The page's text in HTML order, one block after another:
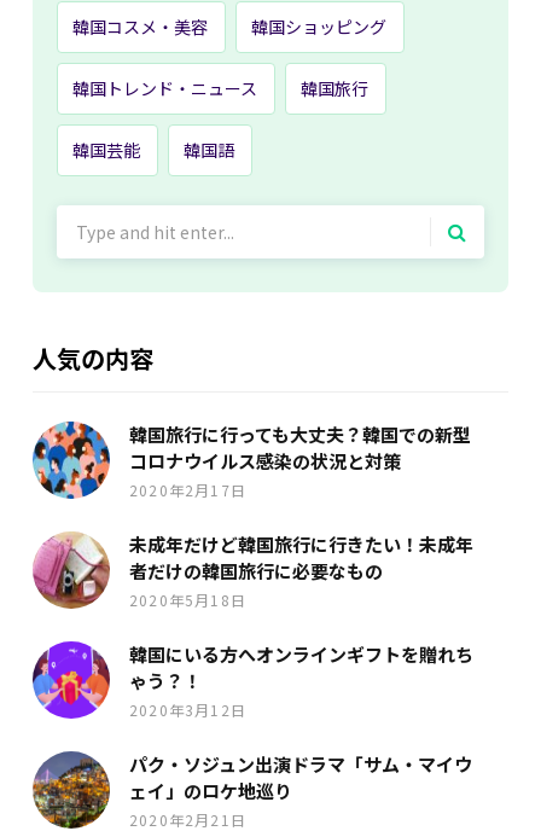
韓国コスメ・美容 韓国ショッピング
韓国トレンド・ニュース 韓国旅行
韓国芸能 韓国語
人気の内容
韓国旅行に行っても大丈夫？韓国での新型
コロナウイルス感染の状況と対策
2020年2月17日
未成年だけど韓国旅行に行きたい！未成年
者だけの韓国旅行に必要なもの
2020年5月18日
韓国にいる方へオンラインギフトを贈れち
ゃう？！
2020年3月12日
パク・ソジュン出演ドラマ「サム・マイウ
ェイ」のロケ地巡り
2020年2月21日